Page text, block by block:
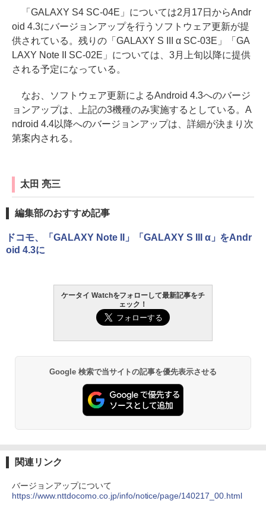
「GALAXY S4 SC-04E」については2月17日からAndr
oid 4.3にバージョンアップを行うソフトウェア更新が提
供されている。残りの「GALAXY S III α SC-03E」「GA
LAXY Note II SC-02E」については、3月上旬以降に提供
される予定になっている。
なお、ソフトウェア更新によるAndroid 4.3へのバージ
ョンアップは、上記の3機種のみ実施するとしている。A
ndroid 4.4以降へのバージョンアップは、詳細が決まり次
第案内される。
太田 亮三
編集部のおすすめ記事
ドコモ、「GALAXY Note II」「GALAXY S III α」をAndr
oid 4.3に
ケータイ Watchをフォローして最新記事をチ
ェック！
Google 検索で当サイトの記事を優先表示させる
関連リンク
バージョンアップについて
https://www.nttdocomo.co.jp/info/notice/page/140217_00.html